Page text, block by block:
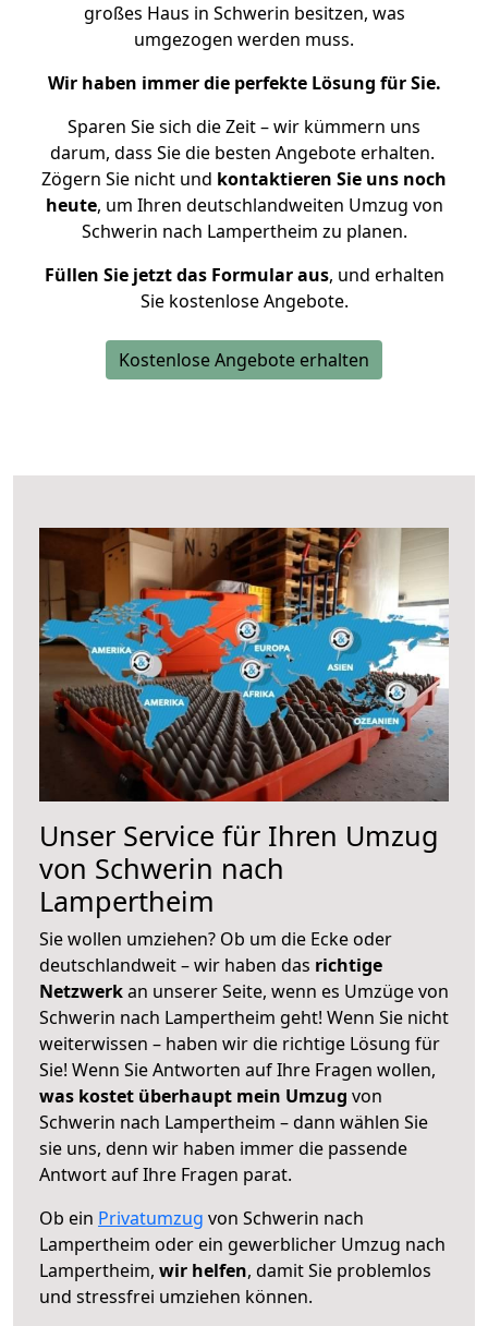
großes Haus in Schwerin besitzen, was
umgezogen werden muss.
Wir haben immer die perfekte Lösung für Sie.
Sparen Sie sich die Zeit – wir kümmern uns
darum, dass Sie die besten Angebote erhalten.
Zögern Sie nicht und kontaktieren Sie uns noch
heute, um Ihren deutschlandweiten Umzug von
Schwerin nach Lampertheim zu planen.
Füllen Sie jetzt das Formular aus, und erhalten
Sie kostenlose Angebote.
Kostenlose Angebote erhalten
Unser Service für Ihren Umzug
von Schwerin nach
Lampertheim
Sie wollen umziehen? Ob um die Ecke oder
deutschlandweit – wir haben das richtige
Netzwerkan unserer Seite, wenn es Umzüge von
Schwerin nach Lampertheim geht! Wenn Sie nicht
weiterwissen – haben wir die richtige Lösung für
Sie! Wenn Sie Antworten auf Ihre Fragen wollen,
was kostet überhaupt mein Umzug von
Schwerin nach Lampertheim – dann wählen Sie
sie uns, denn wir haben immer die passende
Antwort auf Ihre Fragen parat.
Ob ein Privatumzug von Schwerin nach
Lampertheim oder ein gewerblicher Umzug nach
Lampertheim, wir helfen, damit Sie problemlos
und stressfrei umziehen können.